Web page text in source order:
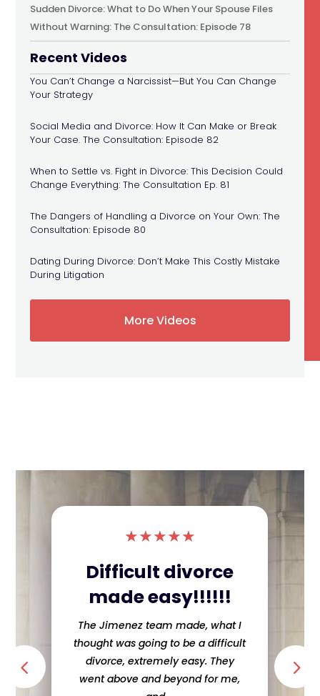
Sudden Divorce: What to Do When Your Spouse Files
Without Warning: The Consultation: Episode 78
Recent Videos
You Can’t Change a Narcissist—But You Can Change
Your Strategy
Social Media and Divorce: How It Can Make or Break
Your Case. The Consultation: Episode 82
When to Settle vs. Fight in Divorce: This Decision Could
Change Everything: The Consultation Ep. 81
The Dangers of Handling a Divorce on Your Own: The
Consultation: Episode 80
Dating During Divorce: Don’t Make This Costly Mistake
During Litigation
More Videos
★★★★★
Sweet Lawyer and
she did a great
job!
informed with what was going on!
She was honest and up front
about my case even when if it